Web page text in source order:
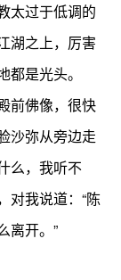
过于低调的
湖之上，厉害
是光头。
前佛像，很快
沙弥从旁边走
么，我听不
对我说道：“陈
离开。”